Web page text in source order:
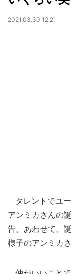
2021.03.30 12:21
タレントでユ
アンミカさんの
告。あわせて、
様子のアンミカ